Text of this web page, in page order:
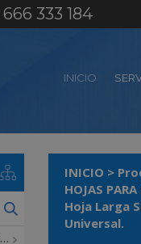
666 333 184
INICIO
INICIO >
HOJAS
Hoja Larga
Universal.